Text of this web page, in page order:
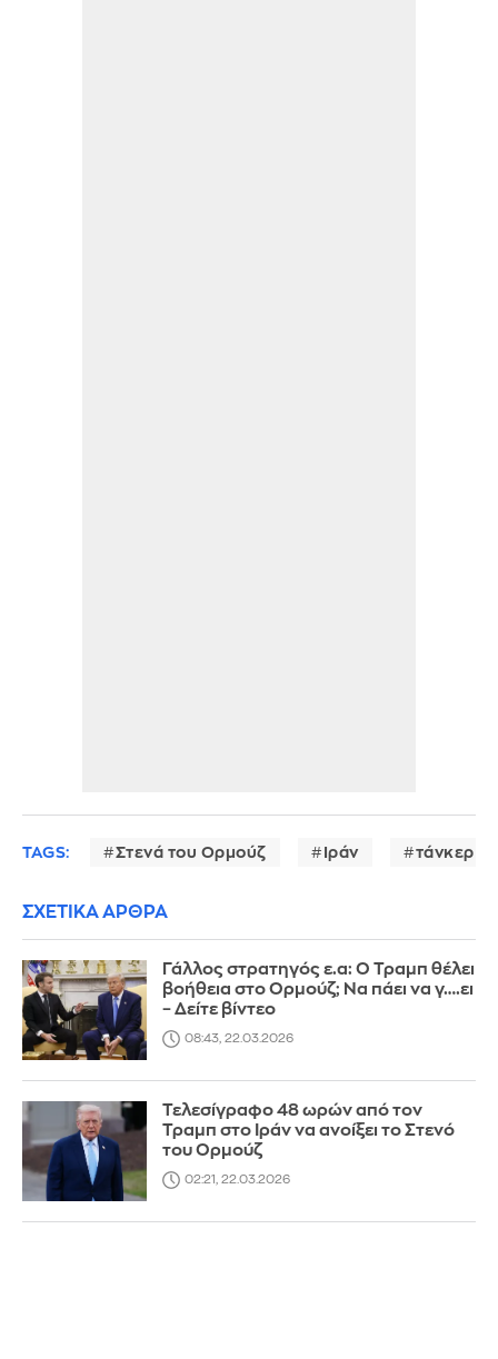
TAGS: Στενά του Ορμούζ Ιράν τάνκερ
ΣΧΕΤΙΚΑ ΑΡΘΡΑ
Γάλλος στρατηγός ε.α: Ο Τραμπ θέλει
βοήθεια στο Ορμούζ; Να πάει να γ….ει
– Δείτε βίντεο
08:43, 22.03.2026
Τελεσίγραφο 48 ωρών από τον
Τραμπ στο Ιράν να ανοίξει το Στενό
του Ορμούζ
02:21, 22.03.2026